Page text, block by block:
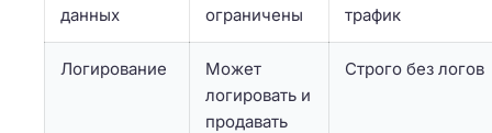
данных
ограничены
трафик
Логирование
Может
логировать и
продавать
Строго без логов